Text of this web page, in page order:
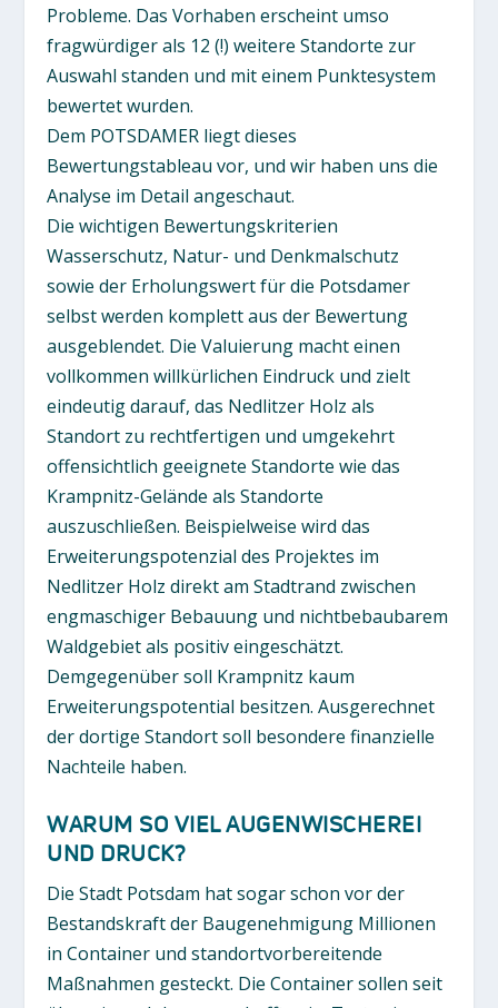
Probleme. Das Vorhaben erscheint umso
fragwürdiger als 12 (!) weitere Standorte zur
Auswahl standen und mit einem Punktesystem
bewertet wurden.
Dem POTSDAMER liegt dieses
Bewertungstableau vor, und wir haben uns die
Analyse im Detail angeschaut.
Die wichtigen Bewertungskriterien
Wasserschutz, Natur- und Denkmalschutz
sowie der Erholungswert für die Potsdamer
selbst werden komplett aus der Bewertung
ausgeblendet. Die Valuierung macht einen
vollkommen willkürlichen Eindruck und zielt
eindeutig darauf, das Nedlitzer Holz als
Standort zu rechtfertigen und umgekehrt
offensichtlich geeignete Standorte wie das
Krampnitz-Gelände als Standorte
auszuschließen. Beispielweise wird das
Erweiterungspotenzial des Projektes im
Nedlitzer Holz direkt am Stadtrand zwischen
engmaschiger Bebauung und nichtbebaubarem
Waldgebiet als positiv eingeschätzt.
Demgegenüber soll Krampnitz kaum
Erweiterungspotential besitzen. Ausgerechnet
der dortige Standort soll besondere finanzielle
Nachteile haben.
WARUM SO VIEL AUGENWISCHEREI
UND DRUCK?
Die Stadt Potsdam hat sogar schon vor der
Bestandskraft der Baugenehmigung Millionen
in Container und standortvorbereitende
Maßnahmen gesteckt. Die Container sollen seit